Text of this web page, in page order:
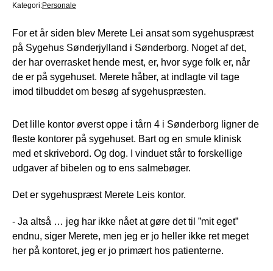
Kategori:Personale
For et år siden blev Merete Lei ansat som sygehuspræst
på Sygehus Sønderjylland i Sønderborg. Noget af det,
der har overrasket hende mest, er, hvor syge folk er, når
de er på sygehuset. Merete håber, at indlagte vil tage
imod tilbuddet om besøg af sygehuspræsten.
Det lille kontor øverst oppe i tårn 4 i Sønderborg ligner de
fleste kontorer på sygehuset. Bart og en smule klinisk
med et skrivebord. Og dog. I vinduet står to forskellige
udgaver af bibelen og to ens salmebøger.
Det er sygehuspræst Merete Leis kontor.
- Ja altså … jeg har ikke nået at gøre det til ”mit eget”
endnu, siger Merete, men jeg er jo heller ikke ret meget
her på kontoret, jeg er jo primært hos patienterne.